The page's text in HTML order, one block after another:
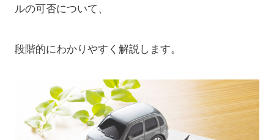
ルの可否について、
段階的にわかりやすく解説します。